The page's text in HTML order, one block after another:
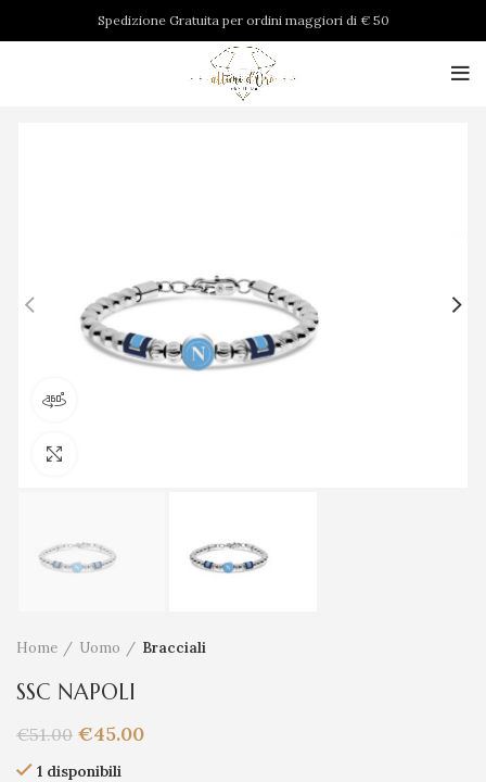
Spedizione Gratuita per ordini maggiori di € 50
Home Uomo Bracciali
SSC NAPOLI
€51.00 €45.00
1 disponibili